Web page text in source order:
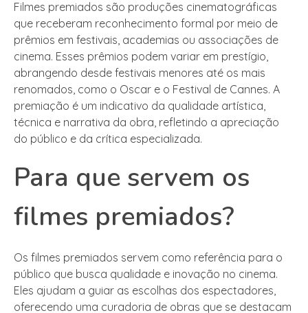
Filmes premiados são produções cinematográficas
que receberam reconhecimento formal por meio de
prêmios em festivais, academias ou associações de
cinema. Esses prêmios podem variar em prestígio,
abrangendo desde festivais menores até os mais
renomados, como o Oscar e o Festival de Cannes. A
premiação é um indicativo da qualidade artística,
técnica e narrativa da obra, refletindo a apreciação
do público e da crítica especializada.
Para que servem os
filmes premiados?
Os filmes premiados servem como referência para o
público que busca qualidade e inovação no cinema.
Eles ajudam a guiar as escolhas dos espectadores,
oferecendo uma curadoria de obras que se destacam